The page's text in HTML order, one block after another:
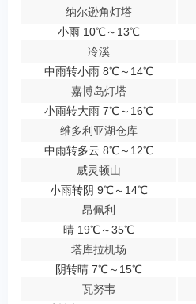
纳尔逊角灯塔
小雨 10℃～13℃
冷溪
中雨转小雨 8℃～14℃
嘉博岛灯塔
小雨转大雨 7℃～16℃
维多利亚湖仓库
中雨转多云 8℃～12℃
威灵顿山
小雨转阴 9℃～14℃
昂佩利
晴 19℃～35℃
塔库拉机场
阴转晴 7℃～15℃
瓦努韦